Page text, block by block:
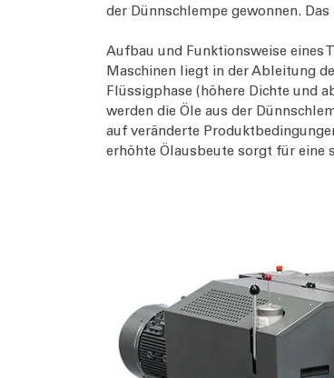
der Dünnschlempe gewonnen.
Aufbau und Funktionsweise eines
Maschinen liegt in der Ableitung
Flüssigphase (höhere Dichte und
werden die Öle aus der
auf veränderte
erhöhte Ölausbeute sorgt für